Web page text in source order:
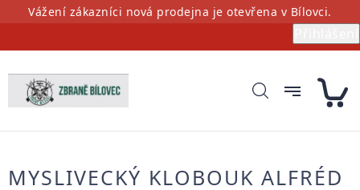
PřejítVážení zákazníci nová prodejna je otevřena v Bílovci.
MYSLIVECKÝ KLOBOUK ALFRÉD